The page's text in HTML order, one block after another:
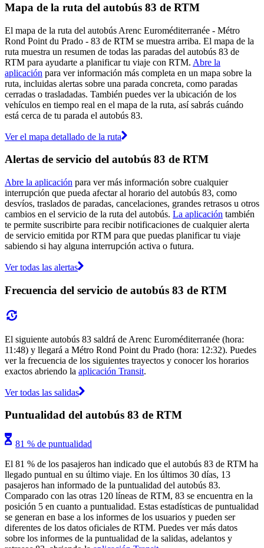
Mapa de la ruta del autobús 83 de RTM
El mapa de la ruta del autobús Arenc Euroméditerranée - Métro
Rond Point du Prado - 83 de RTM se muestra arriba. El mapa de la
ruta muestra un resumen de todas las paradas del autobús 83 de
RTM para ayudarte a planificar tu viaje con RTM. Abre la
aplicación para ver información más completa en un mapa sobre la
ruta, incluidas alertas sobre una parada concreta, como paradas
cerradas o trasladadas. También puedes ver la ubicación de los
vehículos en tiempo real en el mapa de la ruta, así sabrás cuándo
está cerca de tu parada el autobús 83.
Ver el mapa detallado de la ruta
Alertas de servicio del autobús 83 de RTM
Abre la aplicación para ver más información sobre cualquier
interrupción que pueda afectar al horario del autobús 83, como
desvíos, traslados de paradas, cancelaciones, grandes retrasos u otros
cambios en el servicio de la ruta del autobús. La aplicación también
te permite suscribirte para recibir notificaciones de cualquier alerta
de servicio emitida por RTM para que puedas planificar tu viaje
sabiendo si hay alguna interrupción activa o futura.
Ver todas las alertas
Frecuencia del servicio de autobús 83 de RTM
El siguiente autobús 83 saldrá de Arenc Euroméditerranée (hora:
11:48) y llegará a Métro Rond Point du Prado (hora: 12:32). Puedes
ver la frecuencia de los siguientes trayectos y conocer los horarios
exactos abriendo la aplicación Transit.
Ver todas las salidas
Puntualidad del autobús 83 de RTM
81 % de puntualidad
El 81 % de los pasajeros han indicado que el autobús 83 de RTM ha
llegado puntual en su último viaje. En los últimos 30 días, 13
pasajeros han informado de la puntualidad del autobús 83.
Comparado con las otras 120 líneas de RTM, 83 se encuentra en la
posición 5 en cuanto a puntualidad. Estas estadísticas de puntualidad
se generan en base a los informes de los usuarios y pueden ser
diferentes de los datos oficiales de RTM. Puedes ver más datos
sobre los informes de la puntualidad de la salidas, adelantos y